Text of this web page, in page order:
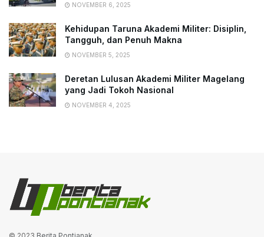
NOVEMBER 6, 2025
Kehidupan Taruna Akademi Militer: Disiplin,
Tangguh, dan Penuh Makna
NOVEMBER 5, 2025
Deretan Lulusan Akademi Militer Magelang
yang Jadi Tokoh Nasional
NOVEMBER 4, 2025